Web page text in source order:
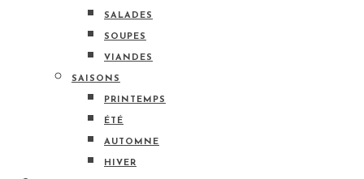
SALADES
SOUPES
VIANDES
SAISONS
PRINTEMPS
ÉTÉ
AUTOMNE
HIVER